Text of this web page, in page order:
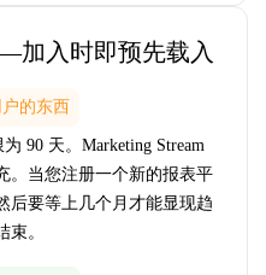
加入时即预先载入
的东西
90 天。Marketing Stream
。当您注册一个新的报表平
后要等上几个月才能显现趋
。